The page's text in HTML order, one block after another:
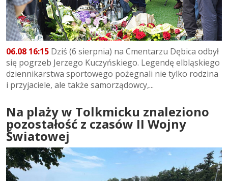
06.08 16:15 Dziś (6 sierpnia) na Cmentarzu Dębica odbył
się pogrzeb Jerzego Kuczyńskiego. Legendę elbląskiego
dziennikarstwa sportowego pożegnali nie tylko rodzina
i przyjaciele, ale także samorządowcy,...
Na plaży w Tolkmicku znaleziono
pozostałość z czasów II Wojny
Światowej